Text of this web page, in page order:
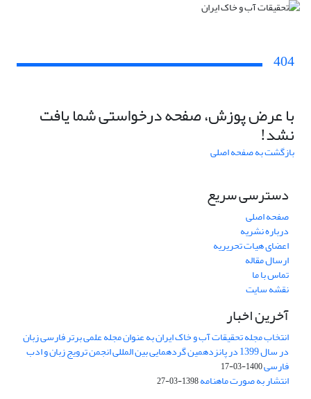
404
با عرض پوزش، صفحه درخواستی شما یافت
نشد!
بازگشت به صفحه اصلی
دسترسی سریع
صفحه اصلی
درباره نشریه
اعضای هیات تحریریه
ارسال مقاله
تماس با ما
نقشه سایت
آخرین اخبار
انتخاب مجله تحقیقات آب و خاک ایران به عنوان مجله علمی برتر فارسی زبان
در سال 1399 در پانزدهمین گردهمایی بین المللی انجمن ترویج زبان و ادب
فارسی1400-03-17
انتشار به صورت ماهنامه1398-03-27